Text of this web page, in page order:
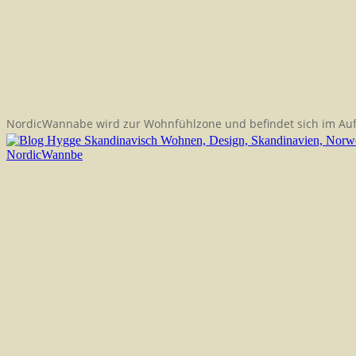
NordicWannabe wird zur Wohnfühlzone und befindet sich im